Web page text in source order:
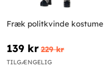
Fræk politkvinde kostume
139 kr 229 kr
TILGÆNGELIG